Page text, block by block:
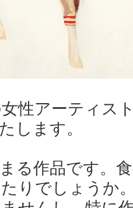
性アーティス
します。
る作品です。
りでしょうか